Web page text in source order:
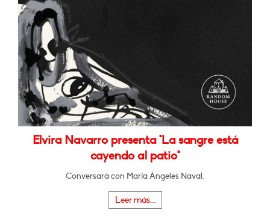
Elvira Navarro presenta "La sangre está
cayendo al patio"
Conversará con María Ángeles Naval.
Leer más...